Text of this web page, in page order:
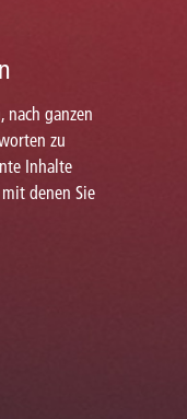
nach ganzen
zu
Inhalte
denen Sie